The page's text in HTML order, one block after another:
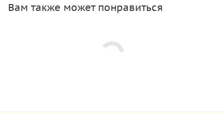
Вам также может понравиться